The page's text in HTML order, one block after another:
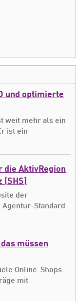
und optimierte
weit mehr als ein
ist ein
die AktivRegion
der
Agentur-Standard
müssen
Online-Shops
mit